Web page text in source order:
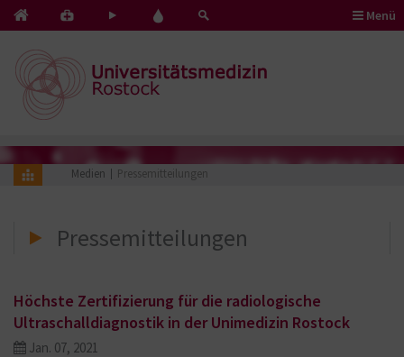
Kontakt
Notfälle
Pflege
Herz
Blut
Menü
Medien Pressemitteilungen
Pressemitteilungen
Höchste Zertifizierung für die radiologische
Ultraschalldiagnostik in der Unimedizin Rostock
Jan. 07, 2021